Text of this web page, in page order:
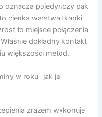
oznacza pojedynczy pąk
cienka warstwa tkanki
to miejsce połączenia
dokładny kontakt
większości metod.
w roku i jak je
zrazem wykonuje